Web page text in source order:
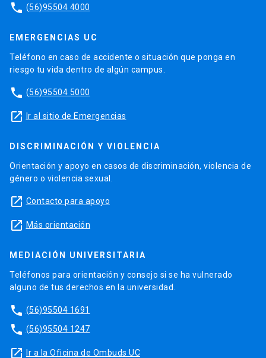
phone (56)95504 4000
EMERGENCIAS UC
Teléfono en caso de accidente o situación que ponga en
riesgo tu vida dentro de algún campus.
phone (56)95504 5000
launch Ir al sitio de Emergencias
DISCRIMINACIÓN Y VIOLENCIA
Orientación y apoyo en casos de discriminación, violencia de
género o violencia sexual.
launch Contacto para apoyo
launch Más orientación
MEDIACIÓN UNIVERSITARIA
Teléfonos para orientación y consejo si se ha vulnerado
alguno de tus derechos en la universidad.
phone (56)95504 1691
phone (56)95504 1247
launch Ir a la Oficina de Ombuds UC